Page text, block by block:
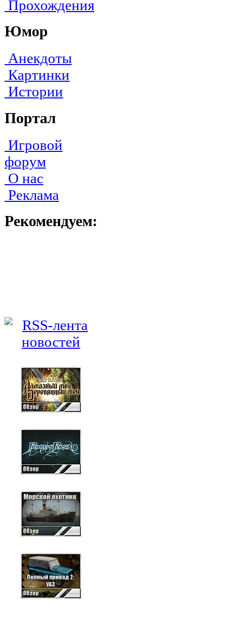
Прохождения
Юмор
Анекдоты
Картинки
Истории
Портал
Игровой
форум
О нас
Реклама
Рекомендуем: